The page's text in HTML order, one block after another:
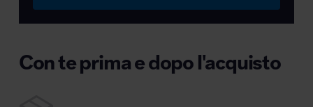
Con te prima e dopo l'acquisto